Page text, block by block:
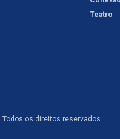
Teatro
Todos os direitos reservados.